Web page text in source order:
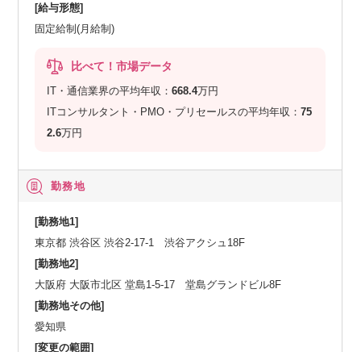
[給与形態]
固定給制(月給制)
比べて！市場データ
IT・通信業界の平均年収：668.4万円
ITコンサルタント・PMO・プリセールスの平均年収：75
2.6万円
勤務地
[勤務地1]
東京都 渋谷区 渋谷2-17-1 渋谷アクシュ18F
[勤務地2]
大阪府 大阪市北区 堂島1-5-17 堂島グランドビル8F
[勤務地その他]
愛知県
[変更の範囲]